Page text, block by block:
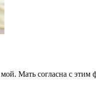
Мать согласна с